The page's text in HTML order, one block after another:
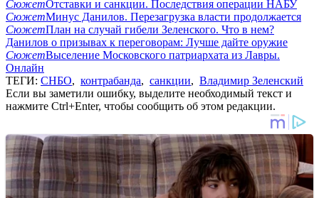
СюжетОтставки и санкции. Последствия операции НАБУ
СюжетМинус Данилов. Перезагрузка власти продолжается
СюжетПлан на случай гибели Зеленского. Что в нем?
Данилов о призывах к переговорам: Лучше дайте оружие
СюжетВыселение Московского патриархата из Лавры.
Онлайн
ТЕГИ: СНБО, контрабанда, санкции, Владимир Зеленский
Если вы заметили ошибку, выделите необходимый текст и
нажмите Ctrl+Enter, чтобы сообщить об этом редакции.